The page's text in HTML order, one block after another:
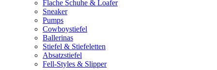
Flache Schuhe & Loafer
Sneaker
Pumps
Cowboystiefel
Ballerinas
Stiefel & Stiefeletten
Absatzstiefel
Fell-Styles & Slipper